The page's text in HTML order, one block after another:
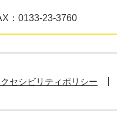
：0133-23-3760
セシビリティポリシー